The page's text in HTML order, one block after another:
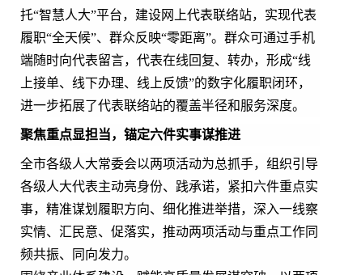
托“智慧人大”平台，建设网上代表联络站，实现代表
履职“全天候”、群众反映“零距离”。群众可通过手机
端随时向代表留言，代表在线回复、转办，形成“线
上接单、线下办理、线上反馈”的数字化履职闭环，
进一步拓展了代表联络站的覆盖半径和服务深度。
聚焦重点显担当，锚定六件实事谋推进
全市各级人大常委会以两项活动为总抓手，组织引导
各级人大代表主动亮身份、践承诺，紧扣六件重点实
事，精准谋划履职方向、细化推进举措，深入一线察
实情、汇民意、促落实，推动两项活动与重点工作同
频共振、同向发力。